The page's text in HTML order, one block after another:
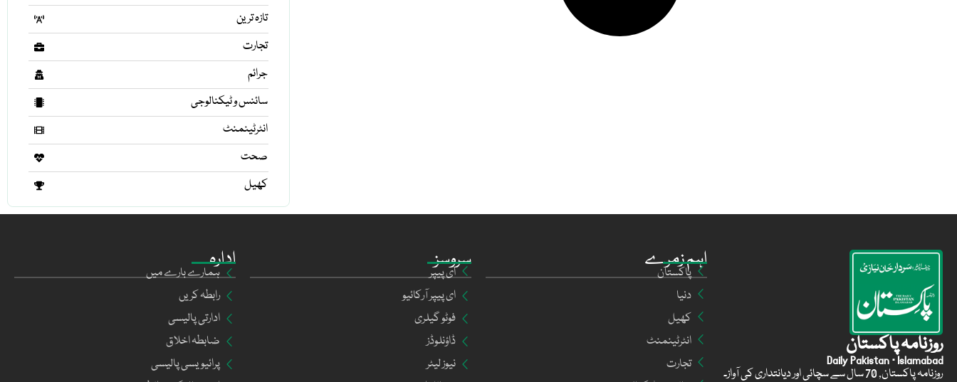
تازہ ترین
تجارت
جرائم
سائنس و ٹیکنالوجی
انٹرٹینمنٹ
صحت
کھیل
ادارہ
ہمارے بارے میں
رابطہ کریں
ادارتی پالیسی
ضابطہ اخلاق
پرائیویسی پالیسی
سروسز
ای پیپر
ای پیپر آرکائیو
فوٹو گیلری
ڈاؤنلوڈز
نیوز لیٹر
اہم زمرے
پاکستان
دنیا
کھیل
انٹرٹینمنٹ
تجارت
روزنامہ پاکستان
Daily Pakistan · Islamabad
روزنامہ پاکستان, 70 سال سے سچائی اور دیانتداری کی آواز۔